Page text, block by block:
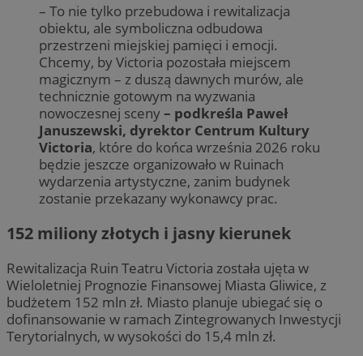
– To nie tylko przebudowa i rewitalizacja
obiektu, ale symboliczna odbudowa
przestrzeni miejskiej pamięci i emocji.
Chcemy, by Victoria pozostała miejscem
magicznym – z duszą dawnych murów, ale
technicznie gotowym na wyzwania
nowoczesnej sceny– podkreśla Paweł
Januszewski, dyrektor Centrum Kultury
Victoria, które do końca września 2026 roku
będzie jeszcze organizowało w Ruinach
wydarzenia artystyczne, zanim budynek
zostanie przekazany wykonawcy prac.
152 miliony złotych i jasny kierunek
Rewitalizacja Ruin Teatru Victoria została ujęta w
Wieloletniej Prognozie Finansowej Miasta Gliwice, z
budżetem 152 mln zł. Miasto planuje ubiegać się o
dofinansowanie w ramach Zintegrowanych Inwestycji
Terytorialnych, w wysokości do 15,4 mln zł.